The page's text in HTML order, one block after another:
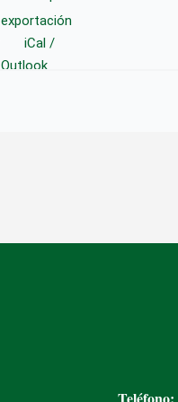
exportación
iCal /
Outlook
Teléfono: